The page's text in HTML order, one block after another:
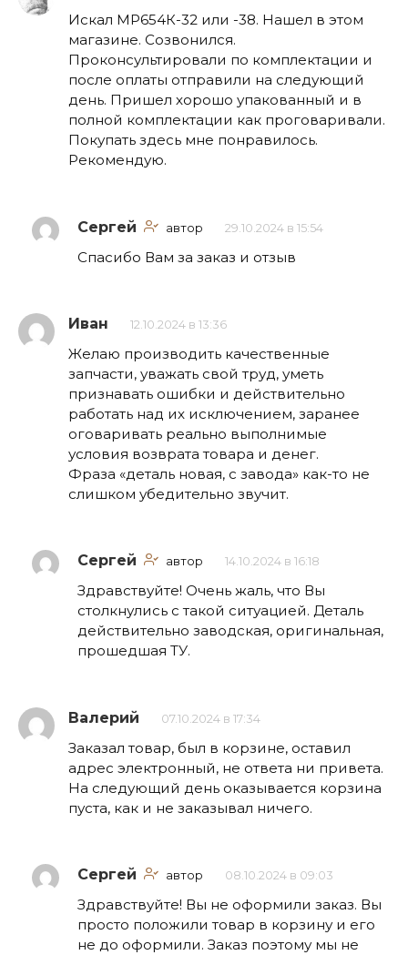
Искал МР654К-32 или -38. Нашел в этом
магазине. Созвонился.
Проконсультировали по комплектации и
после оплаты отправили на следующий
день. Пришел хорошо упакованный и в
полной комплектации как проговаривали.
Покупать здесь мне понравилось.
Рекомендую.
Сергей автор 29.10.2024 в 15:54
Спасибо Вам за заказ и отзыв
Иван 12.10.2024 в 13:36
Желаю производить качественные
запчасти, уважать свой труд, уметь
признавать ошибки и действительно
работать над их исключением, заранее
оговаривать реально выполнимые
условия возврата товара и денег.
Фраза «деталь новая, с завода» как-то не
слишком убедительно звучит.
Сергей автор 14.10.2024 в 16:18
Здравствуйте! Очень жаль, что Вы
столкнулись с такой ситуацией. Деталь
действительно заводская, оригинальная,
прошедшая ТУ.
Валерий 07.10.2024 в 17:34
Заказал товар, был в корзине, оставил
адрес электронный, не ответа ни привета.
На следующий день оказывается корзина
пуста, как и не заказывал ничего.
Сергей автор 08.10.2024 в 09:03
Здравствуйте! Вы не оформили заказ. Вы
просто положили товар в корзину и его
не до оформили. Заказ поэтому мы не